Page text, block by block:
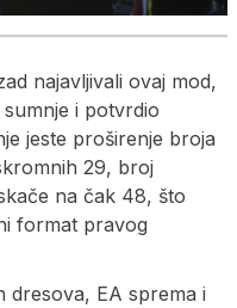
najavljivali ovaj mod,
i potvrdio
jeste proširenje broja
29, broj
na čak 48, što
format pravog
dresova, EA sprema i